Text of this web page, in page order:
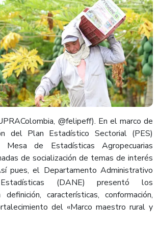
@felipeff). En el marco de
del Plan Estadístico Sectorial (PES)
Mesa de Estadísticas Agropecuarias
de socialización de temas de interés
pues, el Departamento Administrativo
(DANE) presentó los
características, conformación,
del «Marco maestro rural y